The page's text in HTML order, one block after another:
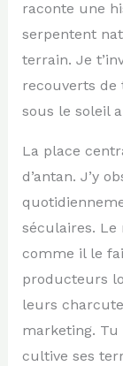
raconte une
serpentent
terrain. Je
recouverts de
sous le soleil
La place
d’antan. J’y
séculaires. Le
comme il le
producteurs
leurs
marketing. Tu
cultive ses